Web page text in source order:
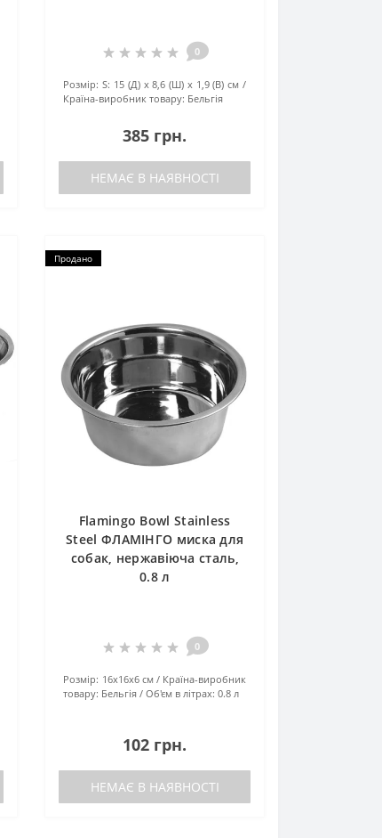
0
Розмір: S: 15 (Д) х 8,6 (Ш) х 1,9 (В) см
Країна-виробник товару: Бельгія
385 грн.
НЕМАЄ В НАЯВНОСТІ
Продано
Flamingo Bowl Stainless
Steel ФЛАМІНГО миска для
собак, нержавіюча сталь,
0.8 л
0
Розмір: 16х16х6 см
Країна-виробник
товару: Бельгія Об'єм в літрах: 0.8 л
102 грн.
НЕМАЄ В НАЯВНОСТІ